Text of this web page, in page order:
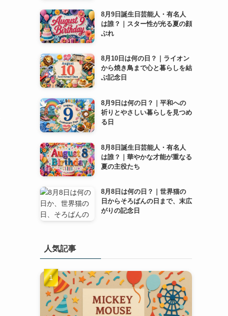
8月9日誕生日芸能人・有名人
は誰？｜スター性が光る夏の顔
ぶれ
8月10日は何の日？｜ライオン
から焼き鳥まで心と暮らしを結
ぶ記念日
8月9日は何の日？｜平和への
祈りとやさしい暮らしを見つめ
る日
8月8日誕生日芸能人・有名人
は誰？｜華やかな才能が重なる
夏の主役たち
8月8日は何の日？｜世界猫の
日からそろばんの日まで、末広
がりの記念日
人気記事